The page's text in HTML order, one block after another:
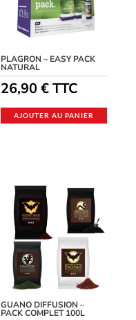
PLAGRON – EASY PACK
NATURAL
26,90€TTC
AJOUTER AU PANIER
GUANO DIFFUSION –
PACK COMPLET 100L